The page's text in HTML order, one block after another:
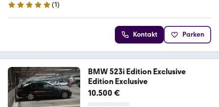
5 Sterne
(1)
Kontakt Parken
BMW 523i Edition Exclusive
Edition Exclusive
10.500 €